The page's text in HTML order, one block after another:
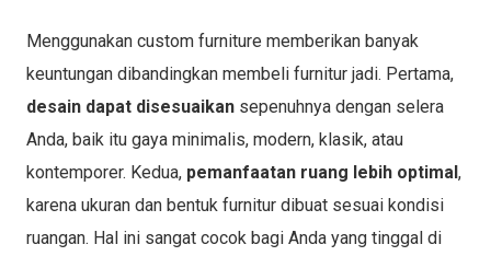
Menggunakan custom furniture memberikan banyak
keuntungan dibandingkan membeli furnitur jadi. Pertama,
desain dapat disesuaikan sepenuhnya dengan selera
Anda, baik itu gaya minimalis, modern, klasik, atau
kontemporer. Kedua, pemanfaatan ruang lebih optimal,
karena ukuran dan bentuk furnitur dibuat sesuai kondisi
ruangan. Hal ini sangat cocok bagi Anda yang tinggal di